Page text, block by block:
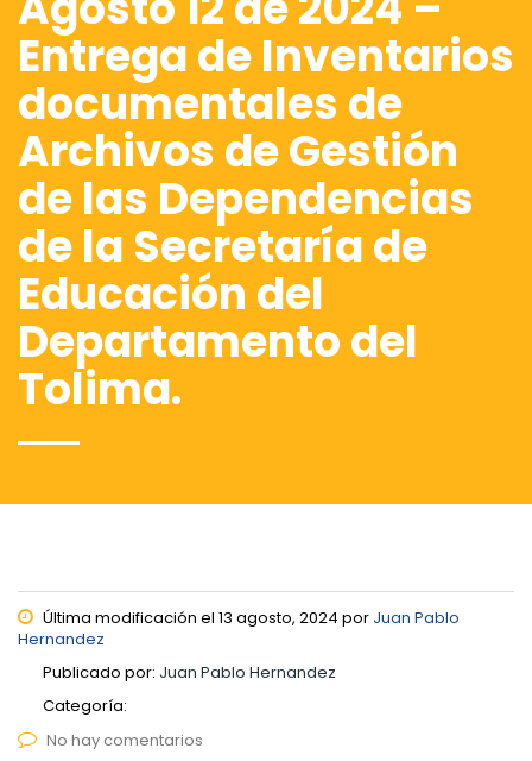
Entrega de Inventarios
documentales de
Archivos de Gestión
de las Dependencias
de la Secretaría de
Educación del
Departamento del
Tolima.
Última modificación el 13 agosto, 2024 por Juan Pablo
Hernandez
Publicado por: Juan Pablo Hernandez
Categoría:
No hay comentarios